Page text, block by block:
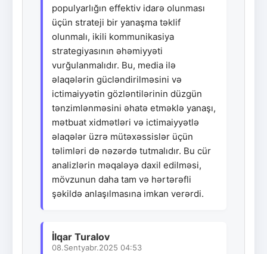
populyarlığın effektiv idarə olunması
üçün strateji bir yanaşma təklif
olunmalı, ikili kommunikasiya
strategiyasının əhəmiyyəti
vurğulanmalıdır. Bu, media ilə
əlaqələrin gücləndirilməsini və
ictimaiyyətin gözləntilərinin düzgün
tənzimlənməsini əhatə etməklə yanaşı,
mətbuat xidmətləri və ictimaiyyətlə
əlaqələr üzrə mütəxəssislər üçün
təlimləri də nəzərdə tutmalıdır. Bu cür
analizlərin məqaləyə daxil edilməsi,
mövzunun daha tam və hərtərəfli
şəkildə anlaşılmasına imkan verərdi.
İlqar Turalov
08.Sentyabr.2025 04:53